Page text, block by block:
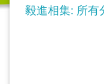
毅進相集: 所有